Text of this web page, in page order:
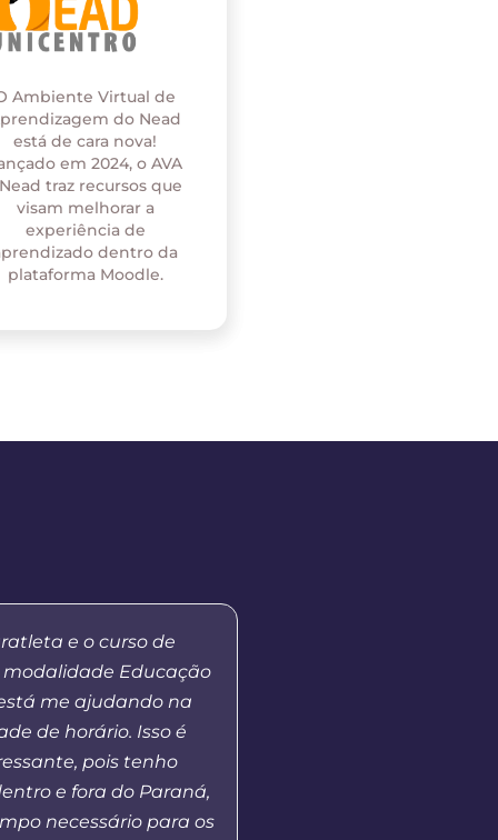
Ambiente Virtual de
do Nead
está de cara nova!
em 2024, o AVA
traz recursos que
visam melhorar a
experiência de
dentro da
plataforma Moodle.
e o curso de
Educação
me ajudando na
de horário. Isso é
pois tenho
e fora do Paraná,
necessário para os